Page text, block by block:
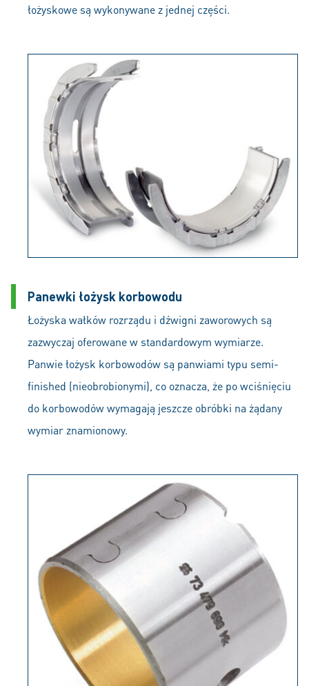
łożyskowe są wykonywane z jednej części.
Panewki łożysk korbowodu
Łożyska wałków rozrządu i dźwigni zaworowych są
zazwyczaj oferowane w standardowym wymiarze.
Panwie łożysk korbowodów są panwiami typu semi-
finished (nieobrobionymi), co oznacza, że po wciśnięciu
do korbowodów wymagają jeszcze obróbki na żądany
wymiar znamionowy.